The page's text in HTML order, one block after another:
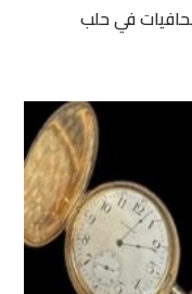
في حلب